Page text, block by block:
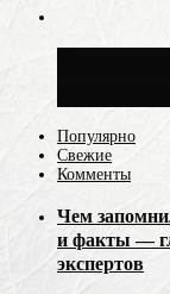
Популярно
Свежие
Комменты
Чем
и факты —
экспертов